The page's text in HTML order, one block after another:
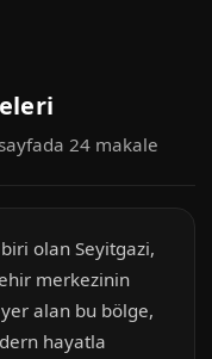
24 makale
olan Seyitgazi,
merkezinin
alan bu bölge,
hayatla